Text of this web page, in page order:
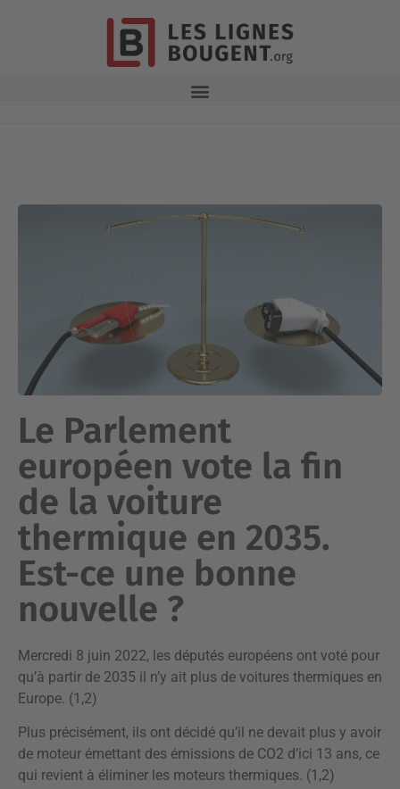
Le Parlement
européen vote la fin
de la voiture
thermique en 2035.
Est-ce une bonne
nouvelle ?
Mercredi 8 juin 2022, les députés européens ont voté pour
qu’à partir de 2035 il n’y ait plus de voitures thermiques en
Europe. (1,2)
Plus précisément, ils ont décidé qu’il ne devait plus y avoir
de moteur émettant des émissions de CO2 d’ici 13 ans, ce
qui revient à éliminer les moteurs thermiques. (1,2)